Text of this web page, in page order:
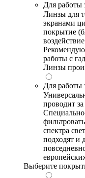
Для работы
Линзы для
экранами
покрытие
работы с
Линзы
Для работы
проводит
спектра
подходят и
Выберите